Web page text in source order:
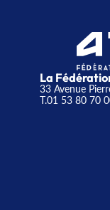
La
33 Avenue
T.01 53 80 70